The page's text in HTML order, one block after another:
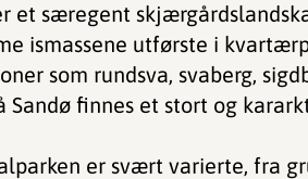
et særegent
ismassene utførste i
som rundsva, svaberg,
Sandø finnes et stort og
er svært varierte, fra